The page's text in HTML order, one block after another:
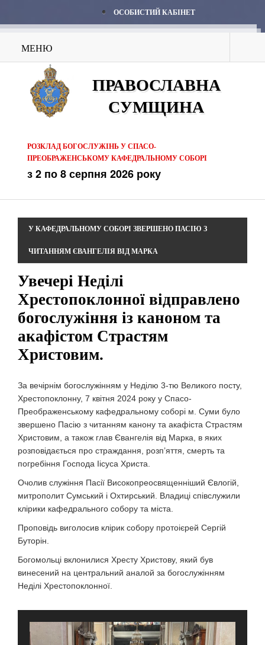
ОСОБИСТИЙ КАБІНЕТ
МЕНЮ
ПРАВОСЛАВНА
СУМЩИНА
РОЗКЛАД БОГОСЛУЖІНЬ У СПАСО-
ПРЕОБРАЖЕНСЬКОМУ КАФЕДРАЛЬНОМУ СОБОРІ
з 2 по 8 серпня 2026 року
У КАФЕДРАЛЬНОМУ СОБОРІ ЗВЕРШЕНО ПАСІЮ З
ЧИТАННЯМ ЄВАНГЕЛІЯ ВІД МАРКА
Увечері Неділі
Хрестопоклонної відправлено
богослужіння із каноном та
акафістом Страстям
Христовим.
За вечірнім богослужінням у Неділю 3-тю Великого посту,
Хрестопоклонну, 7 квітня 2024 року у Спасо-
Преображенському кафедральному соборі м. Суми було
звершено Пасію з читанням канону та акафіста Страстям
Христовим, а також глав Євангелія від Марка, в яких
розповідається про страждання, розп’яття, смерть та
погребіння Господа Іісуса Христа.
Очолив служіння Пасії Високопреосвященніший Євлогій,
митрополит Сумський і Охтирський. Владиці співслужили
клірики кафедрального собору та міста.
Проповідь виголосив клірик собору протоієрей Сергій
Буторін.
Богомольці вклонилися Хресту Христову, який був
винесений на центральний аналой за богослужінням
Неділі Хрестопоклонної.